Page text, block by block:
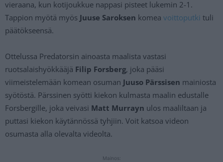
vieraana, kun kotijoukkue nappasi pisteet lukemin 2-1.
Tappion myötä myös Juuse Saroksen komea voittoputki tuli
päätökseensä.
Ottelussa Predatorsin ainoasta maalista vastasi
ruotsalaishyökkääjä Filip Forsberg, joka pääsi
viimeistelemään komean osuman Juuso Pärssisen mainiosta
syötöstä. Pärssinen syötti kiekon kulmasta maalin edustalle
Forsbergille, joka veivasi Matt Murrayn ulos maaliltaan ja
puttasi kiekon käytännössä tyhjiin. Voit katsoa videon
osumasta alla olevalta videolta.
Mainos: